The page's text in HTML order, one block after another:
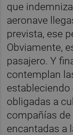
que
aeronave
prevista, ese
Obviamente,
pasajero. Y
contemplan
obligadas a
compañías de
encantadas a